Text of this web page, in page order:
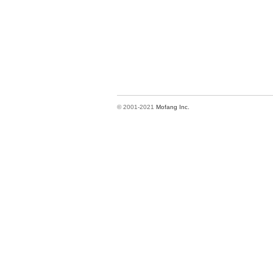
© 2001-2021 Mofang Inc.